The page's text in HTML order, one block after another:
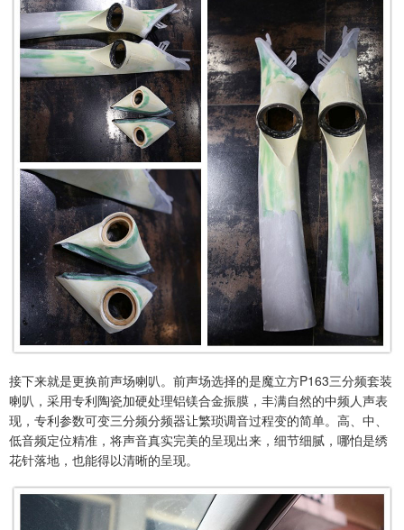
接下来就是更换前声场喇叭。前声场选择的是魔立方P163三分频套装
喇叭，采用专利陶瓷加硬处理铝镁合金振膜，丰满自然的中频人声表
现，专利参数可变三分频分频器让繁琐调音过程变的简单。高、中、
低音频定位精准，将声音真实完美的呈现出来，细节细腻，哪怕是绣
花针落地，也能得以清晰的呈现。